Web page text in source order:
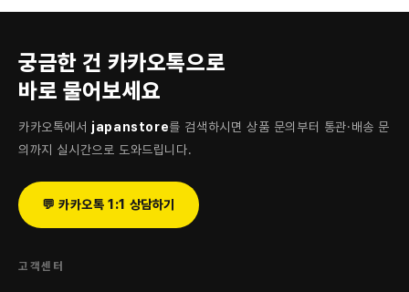
궁금한 건 카카오톡으로
바로 물어보세요
카카오톡에서 japanstore를 검색하시면 상품 문의부터 통관·배송 문
의까지 실시간으로 도와드립니다.
💬 카카오톡 1:1 상담하기
고객센터